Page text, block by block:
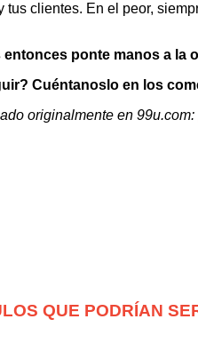
clientes. En el peor,
ponte manos a la
Cuéntanoslo en los
originalmente en 99u.com:
QUE PODRÍAN